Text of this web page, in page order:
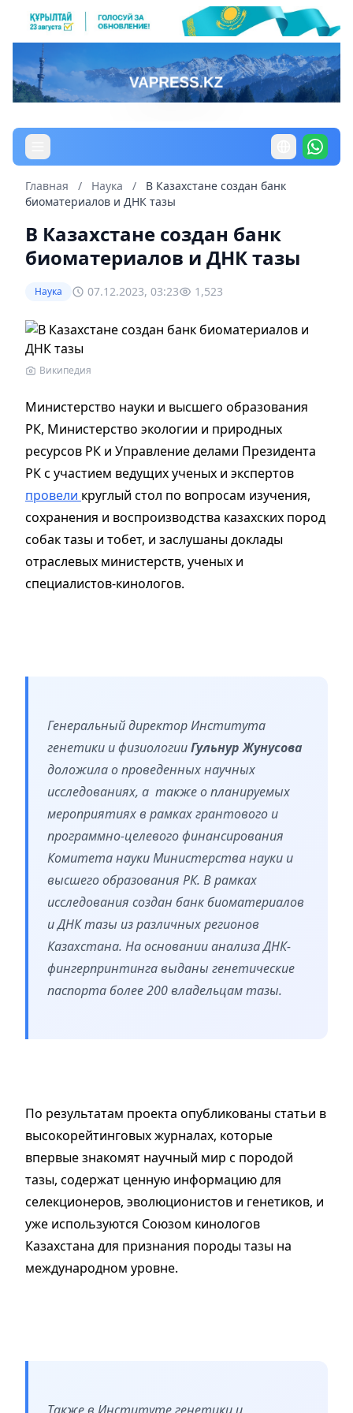
Главная / Наука /
В Казахстане создан банк
биоматериалов и ДНК тазы
В Казахстане создан банк
биоматериалов и ДНК тазы
Наука 07.12.2023, 03:23 1,523
Википедия
Министерство науки и высшего образования
РК, Министерство экологии и природных
ресурсов РК и Управление делами Президента
РК с участием ведущих ученых и экспертов
провели круглый стол по вопросам изучения,
сохранения и воспроизводства казахских пород
собак тазы и тобет, и заслушаны доклады
отраслевых министерств, ученых и
специалистов-кинологов.
Генеральный директор Института
генетики и физиологииГульнур Жунусова
доложила о проведенных научных
исследованиях, а также о планируемых
мероприятиях в рамках грантового и
программно-целевого финансирования
Комитета науки Министерства науки и
высшего образования РК. В рамках
исследования создан банк биоматериалов
и ДНК тазы из различных регионов
Казахстана. На основании анализа ДНК-
фингерпринтинга выданы генетические
паспорта более 200 владельцам тазы.
По результатам проекта опубликованы статьи в
высокорейтинговых журналах, которые
впервые знакомят научный мир с породой
тазы, содержат ценную информацию для
селекционеров, эволюционистов и генетиков, и
уже используются Союзом кинологов
Казахстана для признания породы тазы на
международном уровне.